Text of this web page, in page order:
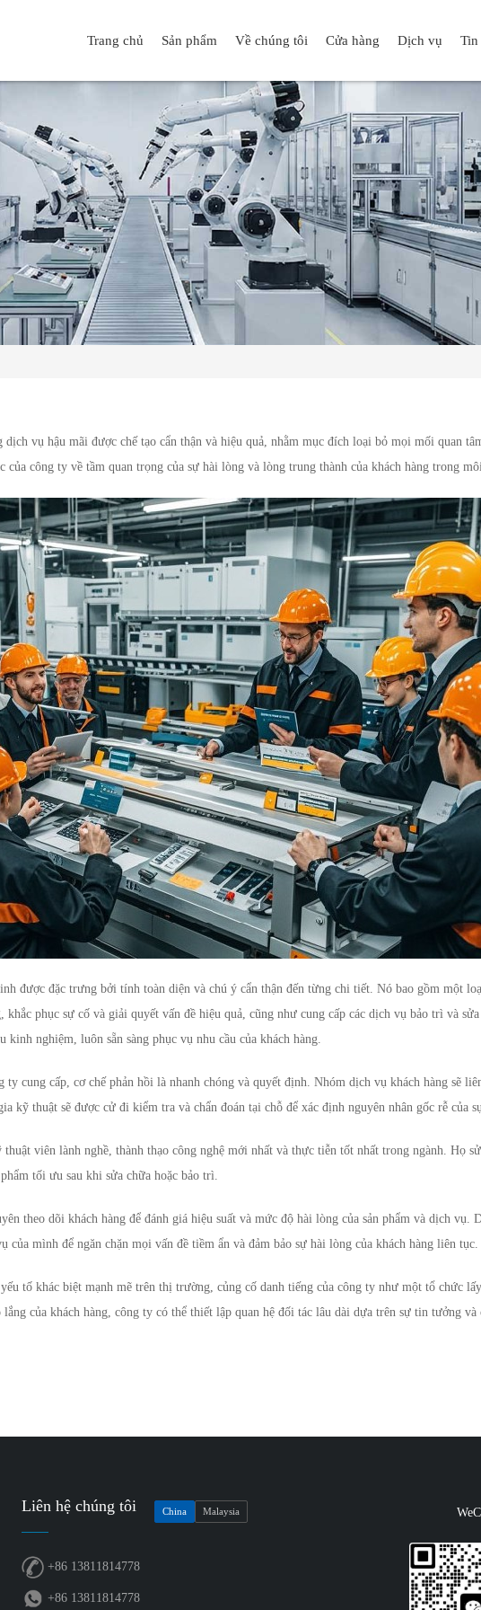
Trang chủ Sản phẩm Về chúng tôi Cửa hàng Dịch vụ Tin
vụ hậu mãi được chế tạo cẩn thận và hiệu quả, nhằm mục đích loại bỏ mọi mối quan
công ty về tầm quan trọng của sự hài lòng và lòng trung thành của khách hàng trong
được đặc trưng bởi tính toàn diện và chú ý cẩn thận đến từng chi tiết. Nó bao gồm một
phục sự cố và giải quyết vấn đề hiệu quả, cũng như cung cấp các dịch vụ bảo trì và
nghiệm, luôn sẵn sàng phục vụ nhu cầu của khách hàng.
cung cấp, cơ chế phản hồi là nhanh chóng và quyết định. Nhóm dịch vụ khách hàng sẽ
kỹ thuật sẽ được cử đi kiểm tra và chẩn đoán tại chỗ để xác định nguyên nhân gốc rễ của
viên lành nghề, thành thạo công nghệ mới nhất và thực tiễn tốt nhất trong ngành. Họ
tối ưu sau khi sửa chữa hoặc bảo trì.
theo dõi khách hàng để đánh giá hiệu suất và mức độ hài lòng của sản phẩm và dịch vụ.
mình để ngăn chặn mọi vấn đề tiềm ẩn và đảm bảo sự hài lòng của khách hàng liên tục.
tố khác biệt mạnh mẽ trên thị trường, củng cố danh tiếng của công ty như một tổ chức
của khách hàng, công ty có thể thiết lập quan hệ đối tác lâu dài dựa trên sự tin tưởng và
Liên hệ chúng tôi China Malaysia
+86 13811814778
+86 13811814778